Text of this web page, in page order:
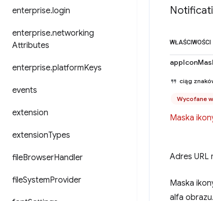
enterprise.login
enterprise.networking
Attributes
enterprise.platformKeys
events
extension
extensionTypes
fileBrowserHandler
fileSystemProvider
WŁAŚCIWOŚCI
ciąg
Wycofane
Maska
Adres URL
Maska
alfa obrazu.